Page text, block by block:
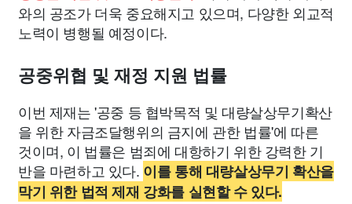
와의 공조가 더욱 중요해지고 있으며, 다양한 외교적
노력이 병행될 예정이다.
공중위협 및 재정 지원 법률
이번 제재는 '공중 등 협박목적 및 대량살상무기확산
을 위한 자금조달행위의 금지에 관한 법률'에 따른
것이며, 이 법률은 범죄에 대항하기 위한 강력한 기
반을 마련하고 있다. 이를 통해 대량살상무기 확산을
막기 위한 법적 제재 강화를 실현할 수 있다.